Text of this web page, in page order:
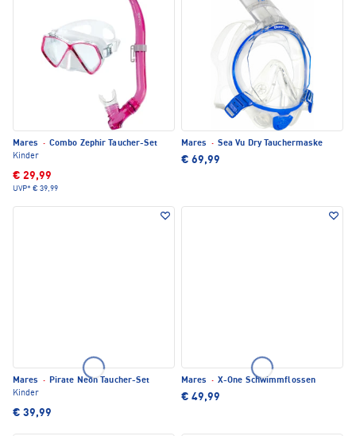
Mares · Combo Zephir Taucher-Set
Kinder
€ 29,99
UVP* € 39,99
Mares · Sea Vu Dry Tauchermaske
€ 69,99
Mares · Pirate Neon Taucher-Set
Kinder
€ 39,99
Mares · X-One Schwimmflossen
€ 49,99